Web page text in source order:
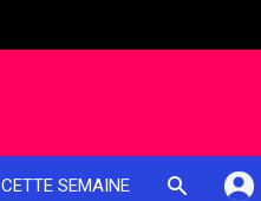
CETTE SEMAINE